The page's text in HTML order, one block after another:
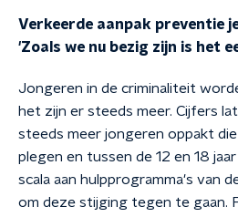
Verkeerde aanpak preventie
'Zoals we nu bezig zijn is het
Jongeren in de criminaliteit
het zijn er steeds meer. Cijfers
steeds meer jongeren oppakt
plegen en tussen de 12 en 18
scala aan hulpprogramma's van
om deze stijging tegen te gaan.